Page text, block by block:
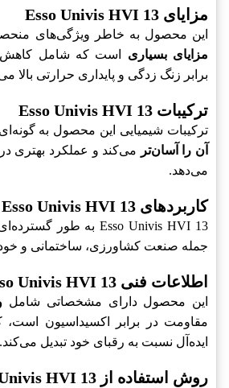
مزایای Esso Univis HVI 13
این محصول به خاطر ویژگی‌های
مزایای بسیاری است که شامل
برابر زنگ زدگی و پایداری حرارتی بالا
ترکیبات Esso Univis HVI 13
ترکیبات شیمیایی این محصول به
آن را آسان‌تر
می‌کند و عملکرد بهتری
می‌دهد.
کاربردهای Esso Univis HVI 13
Esso Univis HVI 13 به طور گسترده‌ای در
جمله صنعت کشاورزی، ساختمانی و
اطلاعات فنی Esso Univis HVI 13
این محصول دارای مشخصاتی شامل
مقاومت در برابر اکسیداسیون است،
ایده‌آل نسبت به رقبای خود تبدیل می‌کند.
روش استفاده از Esso Univis HVI 13